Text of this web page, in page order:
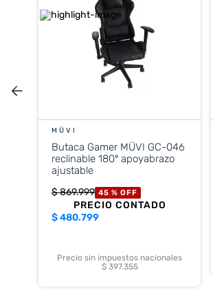
MÜVI
Butaca Gamer MÜVI GC-046
reclinable 180º apoyabrazo
ajustable
$869.999 45 % OFF
PRECIO CONTADO
$480.799
Precio sin impuestos nacionales
$ 397.355